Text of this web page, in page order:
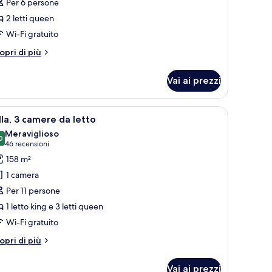
Per 6 persone
2 letti queen
Wi-Fi gratuito
di più
Vai ai prezzi
d'aria a parete e un'anta che dà su un'altra stanza.
comodini con lampade, una ventola a soffitto, una finestra con tende e
Una cassaforte in camera, postazione
13 3 camere da letto
su 10
Meraviglioso
46 recensioni
(46
recensioni)
158 m²
1 camera
Per 11 persone
1 letto king e 3 letti queen
Wi-Fi gratuito
di più
Vai ai prezzi